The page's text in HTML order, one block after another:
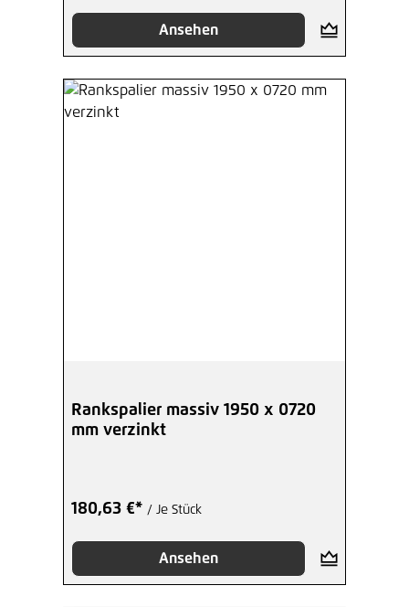
Ansehen
Rankspalier massiv 1950 x 0720
mm verzinkt
180,63 €* / Je Stück
Ansehen